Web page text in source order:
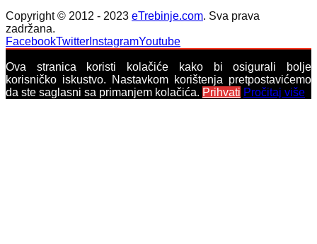
Copyright © 2012 - 2023 eTrebinje.com. Sva prava
zadržana.
FacebookTwitter InstagramYoutube
Ova stranica koristi kolačiće kako bi osigurali bolje
korisničko iskustvo. Nastavkom korištenja pretpostavićemo
da ste saglasni sa primanjem kolačića. Prihvati Pročitaj više